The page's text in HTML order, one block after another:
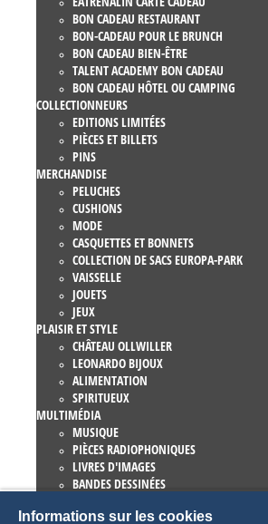
BON CADEAU RESTAURANT
BON-CADEAU POUR LE BRUNCH
BON CADEAU BIEN-ÊTRE
TALENT ACADEMY BON CADEAU
BON CADEAU HÔTEL OU CAMPING
COLLECTIONNEURS
EDITIONS LIMITÉES
PIÈCES ET BILLETS
PINS
MERCHANDISE
PELUCHES
CUSHIONS
MODE
CASQUETTES ET BONNETS
COLLECTION DE SACS EUROPA-PARK
VAISSELLE
JOUETS
JEUX
PLAISIR ET STYLE
CHÂTEAU OLLWILLER
LEONARDO BIJOUX
ALIMENTATION
SPIRITUEUX
MULTIMÉDIA
MUSIQUE
PIÈCES RADIOPHONIQUES
LIVRES D'IMAGES
BANDES DESSINÉES
EUROPA-PARK LIVRES
Informations sur les cookies